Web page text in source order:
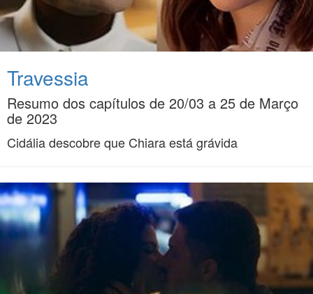
Travessia
Resumo dos capítulos de 20/03 a 25 de Março
de 2023
Cidália descobre que Chiara está grávida